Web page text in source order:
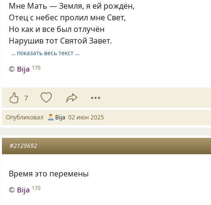
Мне Мать — Земля, я ей рождён,
Отец с небес пролил мне Свет,
Но как и все был отлучён
Нарушив тот Святой Завет.
… показать весь текст …
© Bija 170
7
Опубликовал Bija 02 июн 2025
#2129692
Время это перемены
© Bija 170